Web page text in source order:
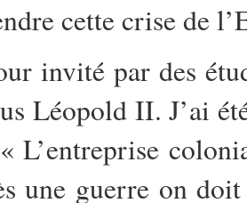
cette crise de
invité par des
Léopold II. J’ai
L’entreprise
une guerre on